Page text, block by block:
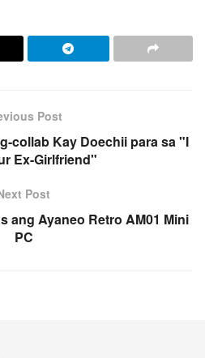
Post
collab Kay Doechii para sa "I
Ex-Girlfriend"
Post
ang Ayaneo Retro AM01 Mini
PC